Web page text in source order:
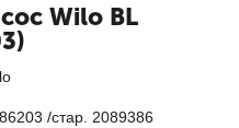
Wilo BL
/стар. 2089386